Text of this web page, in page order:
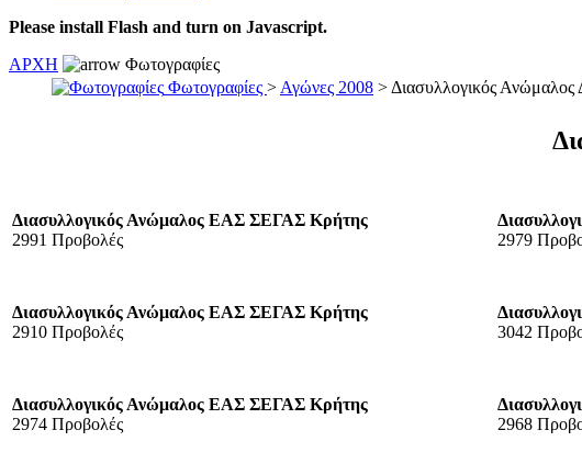
Please install Flash and turn on Javascript.
ΑΡΧΗ
Φωτογραφίες
Φωτογραφίες > Αγώνες 2008 > Διασυλλογικός Ανώμαλος
Διασυλλογικός Ανώμαλος ΕΑΣ ΣΕΓΑΣ Κρήτης
2991 Προβολές
2979
Διασυλλογικός Ανώμαλος ΕΑΣ ΣΕΓΑΣ Κρήτης
2910 Προβολές
3042
Διασυλλογικός Ανώμαλος ΕΑΣ ΣΕΓΑΣ Κρήτης
2974 Προβολές
2968